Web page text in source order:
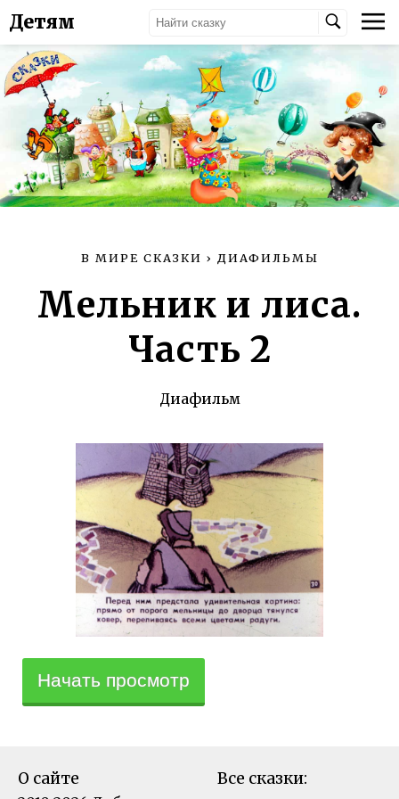
Детям
В МИРЕ СКАЗКИ › ДИАФИЛЬМЫ
Мельник и лиса.
Часть 2
Диафильм
Начать просмотр
О сайте Все сказки: